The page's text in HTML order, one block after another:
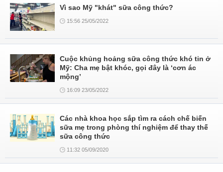
Vì sao Mỹ "khát" sữa công thức?
15:56 25/05/2022
Cuộc khủng hoảng sữa công thức khó tin ở
Mỹ: Cha mẹ bật khóc, gọi đây là ‘cơn ác
mộng’
16:09 23/05/2022
Các nhà khoa học sắp tìm ra cách chế biến
sữa mẹ trong phòng thí nghiệm để thay thế
sữa công thức
11:32 05/09/2020